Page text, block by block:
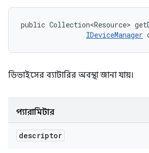
public Collection<Resource>
IDeviceManager
ডিভাইসের ব্যাটারির অবস্থা জানা যায়।
প্যারামিটার
descriptor